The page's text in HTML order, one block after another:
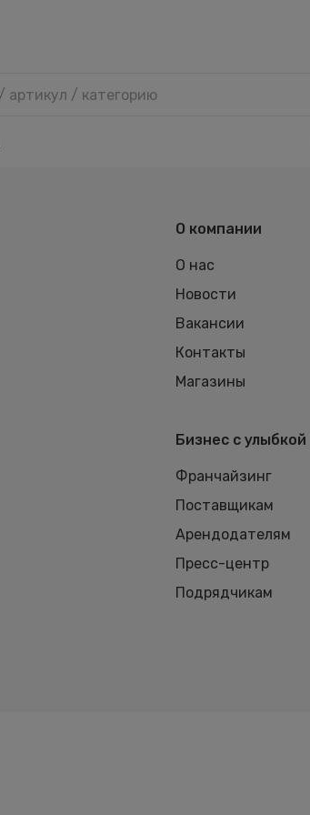
О компании
О нас
Новости
Вакансии
Контакты
Магазины
Бизнес с улыбкой
Франчайзинг
Поставщикам
Арендодателям
Пресс-центр
Подрядчикам